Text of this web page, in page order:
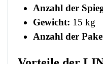
Anzahl der
Gewicht: 15 kg
Anzahl der